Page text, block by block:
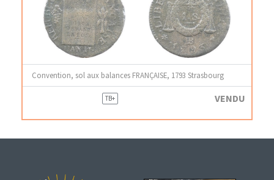
Convention, sol aux balances FRANÇAISE, 1793 Strasbourg
TB+ VENDU